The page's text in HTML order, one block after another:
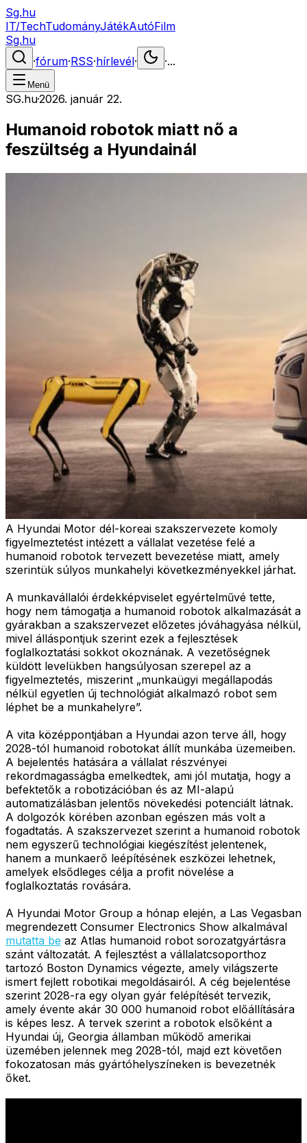
Sg.hu
IT/TechTudományJátékAutóFilm
Sg.hu
·fórum·RSS·hírlevél· ·...
Menü
SG.hu·2026. január 22.
Humanoid robotok miatt nő a
feszültség a Hyundainál
A Hyundai Motor dél-koreai szakszervezete komoly
figyelmeztetést intézett a vállalat vezetése felé a
humanoid robotok tervezett bevezetése miatt, amely
szerintük súlyos munkahelyi következményekkel járhat.
A munkavállalói érdekképviselet egyértelművé tette,
hogy nem támogatja a humanoid robotok alkalmazását a
gyárakban a szakszervezet előzetes jóváhagyása nélkül,
mivel álláspontjuk szerint ezek a fejlesztések
foglalkoztatási sokkot okoznának. A vezetőségnek
küldött levelükben hangsúlyosan szerepel az a
figyelmeztetés, miszerint „munkaügyi megállapodás
nélkül egyetlen új technológiát alkalmazó robot sem
léphet be a munkahelyre”.
A vita középpontjában a Hyundai azon terve áll, hogy
2028-tól humanoid robotokat állít munkába üzemeiben.
A bejelentés hatására a vállalat részvényei
rekordmagasságba emelkedtek, ami jól mutatja, hogy a
befektetők a robotizációban és az MI-alapú
automatizálásban jelentős növekedési potenciált látnak.
A dolgozók körében azonban egészen más volt a
fogadtatás. A szakszervezet szerint a humanoid robotok
nem egyszerű technológiai kiegészítést jelentenek,
hanem a munkaerő leépítésének eszközei lehetnek,
amelyek elsődleges célja a profit növelése a
foglalkoztatás rovására.
A Hyundai Motor Group a hónap elején, a Las Vegasban
megrendezett Consumer Electronics Show alkalmával
mutatta be az Atlas humanoid robot sorozatgyártásra
szánt változatát. A fejlesztést a vállalatcsoporthoz
tartozó Boston Dynamics végezte, amely világszerte
ismert fejlett robotikai megoldásairól. A cég bejelentése
szerint 2028-ra egy olyan gyár felépítését tervezik,
amely évente akár 30 000 humanoid robot előállítására
is képes lesz. A tervek szerint a robotok elsőként a
Hyundai új, Georgia államban működő amerikai
üzemében jelennek meg 2028-tól, majd ezt követően
fokozatosan más gyártóhelyszíneken is bevezetnék
őket.